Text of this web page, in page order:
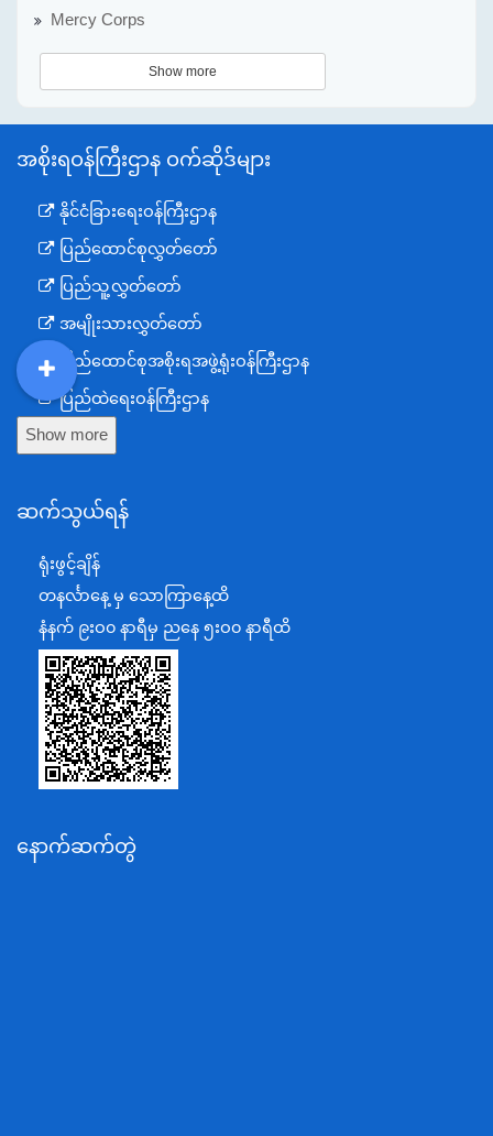
Mercy Corps
Show more
အစိုးရဝန်ကြီးဌာန ဝက်ဆိုဒ်များ
နိုင်ငံခြားရေးဝန်ကြီးဌာန
ပြည်ထောင်စုလွှတ်တော်
ပြည်သူ့လွှတ်တော်
အမျိုးသားလွှတ်တော်
ပြည်ထောင်စုအစိုးရအဖွဲ့ရုံးဝန်ကြီးဌာန
ပြည်ထဲရေးဝန်ကြီးဌာန
ကာကွယ်ရေးဝန်ကြီးဌာန
စီမံကိန်း၊ဘဏ္ဍာရေးနှင့်စက်မှုဝန်ကြီးဌာန
အပြည်ပြည်ဆိုင်ရာပူးပေါင်းဆောင်ရွက်ရေးဝန်ကြီးဌာန
ပြန်ကြားရေးဝန်ကြီးဌာန
သာသနာရေးနှင့် ယဉ်ကျေးမှုဝန်ကြီးဌာန
စိုက်ပျိုးရေး၊မွေးမြူရေးနှင့်ဆည်မြောင်းဝန်ကြီးဌာန
ပို့ဆောင်ရေးနှင့်ဆက်သွယ်ရေးဝန်ကြီးဌာန
သယံဇာတနှင့်ပတ်ဝန်းကျင်ထိန်းသိမ်းရေးဝန်ကြီးဌာန
အလုပ်သမား၊လူဝင်မှုကြီးကြပ်ရေးနှင့်ပြည်သူ့အင်အား
Show more
ဆက်သွယ်ရန်
ရုံးဖွင့်ချိန်
တနင်္လာနေ့ မှ သောကြာနေ့ထိ
နံနက် ၉းဝ၀ နာရီမှ ညနေ ၅းဝ၀ နာရီထိ
နောက်ဆက်တွဲ
DDM